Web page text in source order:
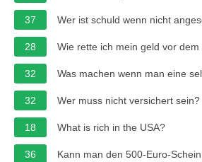
37 Wer ist schuld wenn nicht
28 Wie rette ich mein geld vor
32 Was machen wenn man eine
32 Wer muss nicht versichert sein?
18 What is rich in the USA?
36 Kann man den 500-Euro-